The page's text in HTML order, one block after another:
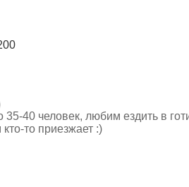
40 человек, любим ездить в
то приезжает :)